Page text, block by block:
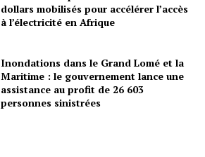
dollars mobilisés pour accélérer l’accès
à l’électricité en Afrique
Inondations dans le Grand Lomé et la
Maritime : le gouvernement lance une
assistance au profit de 26 603
personnes sinistrées